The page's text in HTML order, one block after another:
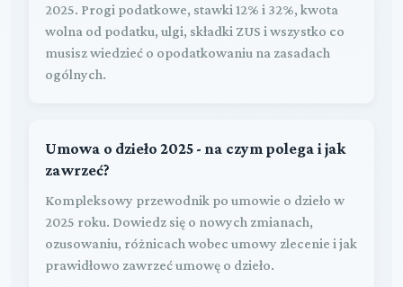
2025. Progi podatkowe, stawki 12% i 32%, kwota
wolna od podatku, ulgi, składki ZUS i wszystko co
musisz wiedzieć o opodatkowaniu na zasadach
ogólnych.
Umowa o dzieło 2025 - na czym polega i jak
zawrzeć?
Kompleksowy przewodnik po umowie o dzieło w
2025 roku. Dowiedz się o nowych zmianach,
ozusowaniu, różnicach wobec umowy zlecenie i jak
prawidłowo zawrzeć umowę o dzieło.